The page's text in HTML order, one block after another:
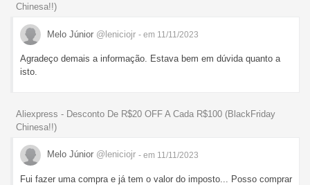
Chinesa!!)
Melo Júnior @leniciojr - em 11/11/2023
Agradeço demais a informação. Estava bem em dúvida quanto a
isto.
Aliexpress - Desconto De R$20 OFF A Cada R$100 (BlackFriday
Chinesa!!)
Melo Júnior @leniciojr - em 11/11/2023
Fui fazer uma compra e já tem o valor do imposto... Posso comprar